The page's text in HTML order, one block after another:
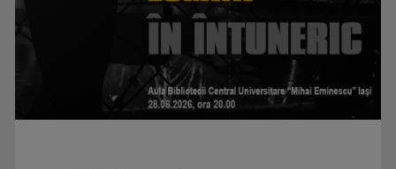
Magazin de familie și divertisment
OLENA POPOVYCH
M-am născut şi am crescut în Maramureşul ...